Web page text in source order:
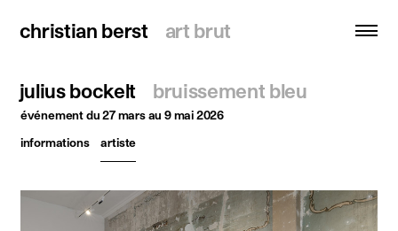
christian berst art brut
christian berst art brut
recherche
accueil
artistes
expositions
julius bockelt bruissement bleu
événementdu 27 mars au 9 mai 2026
informations
artiste